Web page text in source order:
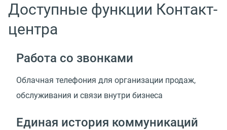
Доступные функции Контакт-
центра
Работа со звонками
Облачная телефония для организации продаж,
обслуживания и связи внутри бизнеса
Единая история коммуникаций